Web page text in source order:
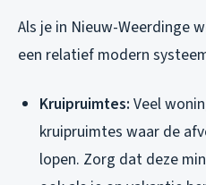
Als je in Nieuw-Weerdinge
een relatief modern
Kruipruimtes: Veel
kruipruimtes waar de
lopen. Zorg dat deze